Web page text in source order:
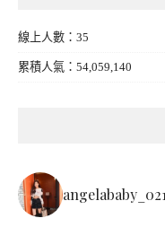
線上人數：35
累積人氣：54,059,140